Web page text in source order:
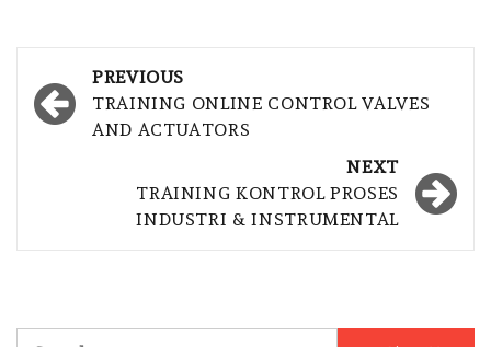
Post
navigation
PREVIOUS
TRAINING ONLINE CONTROL VALVES
AND ACTUATORS
NEXT
TRAINING KONTROL PROSES
INDUSTRI & INSTRUMENTAL